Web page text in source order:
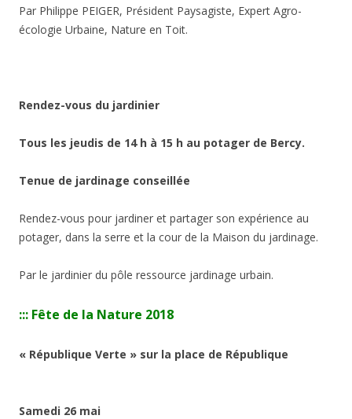
Par Philippe PEIGER, Président Paysagiste, Expert Agro-
écologie Urbaine, Nature en Toit.
Rendez-vous du jardinier
Tous les jeudis de 14 h à 15 h au potager de Bercy.
Tenue de jardinage conseillée
Rendez-vous pour jardiner et partager son expérience au
potager, dans la serre et la cour de la Maison du jardinage.
Par le jardinier du pôle ressource jardinage urbain.
::: Fête de la Nature 2018
« République Verte » sur la place de République
Samedi 26 mai